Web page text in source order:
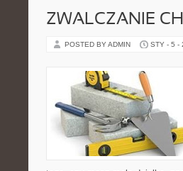
ZWALCZANIE
POSTED BY ADMIN STY - 5 -